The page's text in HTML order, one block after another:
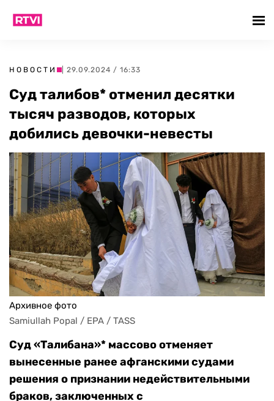
НОВОСТИ | 29.09.2024 / 16:33
Суд талибов* отменил десятки
тысяч разводов, которых
добились девочки-невесты
Архивное фото
Samiullah Popal / EPA / TASS
Суд «Талибана»* массово отменяет
вынесенные ранее афганскими судами
решения о признании недействительными
браков, заключенных с